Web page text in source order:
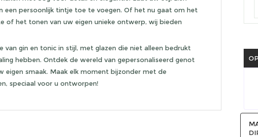
een persoonlijk tintje toe te voegen. Of het nu gaat om het
of het tonen van uw eigen unieke ontwerp, wij bieden
van gin en tonic in stijl, met glazen die niet alleen bedrukt
hebben. Ontdek de wereld van gepersonaliseerd genot
eigen smaak. Maak elk moment bijzonder met de
speciaal voor u ontworpen!